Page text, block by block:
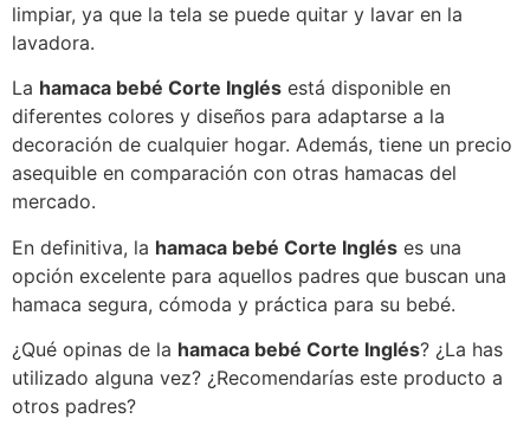
limpiar, ya que la tela se puede quitar y lavar en la
lavadora.
La hamaca bebé Corte Inglés está disponible en
diferentes colores y diseños para adaptarse a la
decoración de cualquier hogar. Además, tiene un precio
asequible en comparación con otras hamacas del
mercado.
En definitiva, la hamaca bebé Corte Inglés es una
opción excelente para aquellos padres que buscan una
hamaca segura, cómoda y práctica para su bebé.
¿Qué opinas de la hamaca bebé Corte Inglés? ¿La has
utilizado alguna vez? ¿Recomendarías este producto a
otros padres?